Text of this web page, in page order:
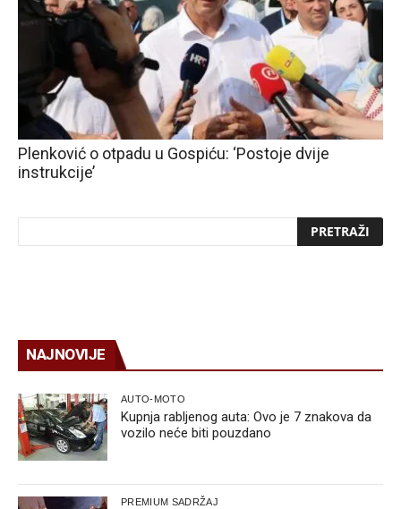
Plenković o otpadu u Gospiću: ‘Postoje dvije
instrukcije’
NAJNOVIJE
AUTO-MOTO
Kupnja rabljenog auta: Ovo je 7 znakova da
vozilo neće biti pouzdano
PREMIUM SADRŽAJ